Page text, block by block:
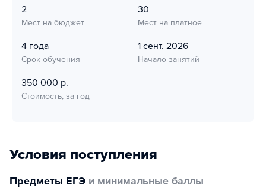
2
Мест на бюджет
30
Мест на платное
4 года
Срок обучения
1 сент. 2026
Начало занятий
350 000 р.
Стоимость, за год
Условия поступления
Предметы ЕГЭ и минимальные баллы